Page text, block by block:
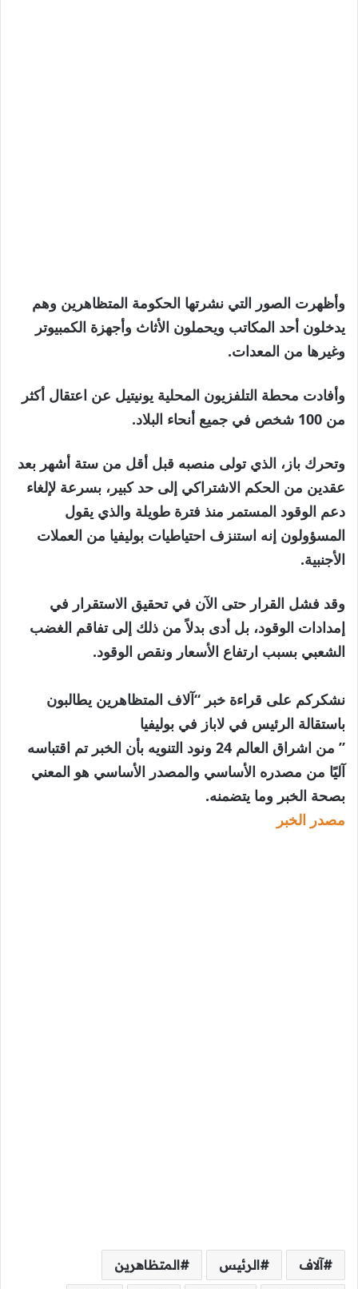
وأظهرت الصور التي نشرتها الحكومة المتظاهرين وهم
يدخلون أحد المكاتب ويحملون الأثاث وأجهزة الكمبيوتر
وغيرها من المعدات.
وأفادت محطة التلفزيون المحلية يونيتيل عن اعتقال أكثر
من 100 شخص في جميع أنحاء البلاد.
وتحرك باز، الذي تولى منصبه قبل أقل من ستة أشهر بعد
عقدين من الحكم الاشتراكي إلى حد كبير، بسرعة لإلغاء
دعم الوقود المستمر منذ فترة طويلة والذي يقول
المسؤولون إنه استنزف احتياطيات بوليفيا من العملات
الأجنبية.
وقد فشل القرار حتى الآن في تحقيق الاستقرار في
إمدادات الوقود، بل أدى بدلاً من ذلك إلى تفاقم الغضب
الشعبي بسبب ارتفاع الأسعار ونقص الوقود.
نشكركم على قراءة خبر “آلاف المتظاهرين يطالبون
باستقالة الرئيس في لاباز في بوليفيا
” من اشراق العالم 24 ونود التنويه بأن الخبر تم اقتباسه
آليًا من مصدره الأساسي والمصدر الأساسي هو المعني
بصحة الخبر وما يتضمنه.
مصدر الخبر
آلاف الرئيس المتظاهرين